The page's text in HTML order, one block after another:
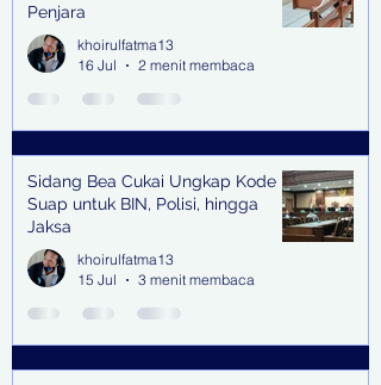
Penjara
khoirulfatma13
16 Jul
2 menit membaca
Sidang Bea Cukai Ungkap Kode
Suap untuk BIN, Polisi, hingga
Jaksa
khoirulfatma13
15 Jul
3 menit membaca